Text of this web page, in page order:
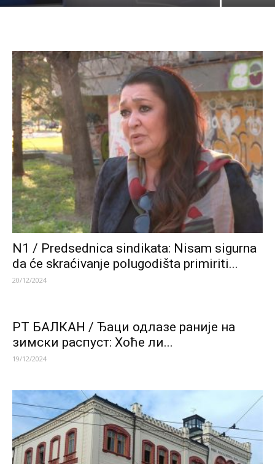
N1 / Predsednica sindikata: Nisam sigurna
da će skraćivanje polugodišta primiriti...
20/12/2024
РТ БАЛКАН / Ђаци одлазе раније на
зимски распуст: Хоће ли...
19/12/2024